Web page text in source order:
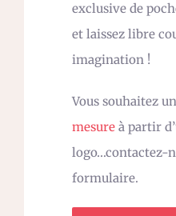
exclusive de
et laissez libre
imagination !
Vous souhaitez un
mesure à partir
logo…contactez-
formulaire.